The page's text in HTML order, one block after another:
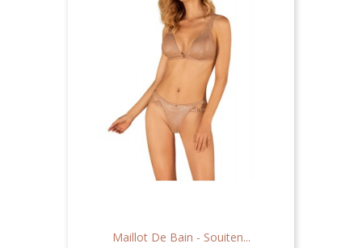
Maillot De Bain - Souiten...